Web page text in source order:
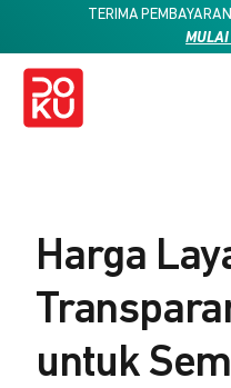
TERIMA PEMBAYARAN
MULAI
Harga
untuk